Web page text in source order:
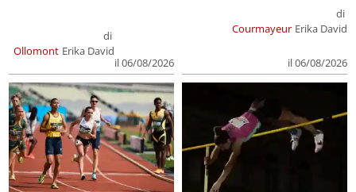
Ollomont
di
Erika David
il 06/08/2026
Courmayeur
di
Erika David
il 06/08/2026